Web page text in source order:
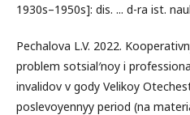
1930s–1950s]: dis. ... d-ra ist.
Pechalova L.V. 2022.
problem sotsial′noy i
invalidov v gody Velikoy
poslevoyennyy period (na